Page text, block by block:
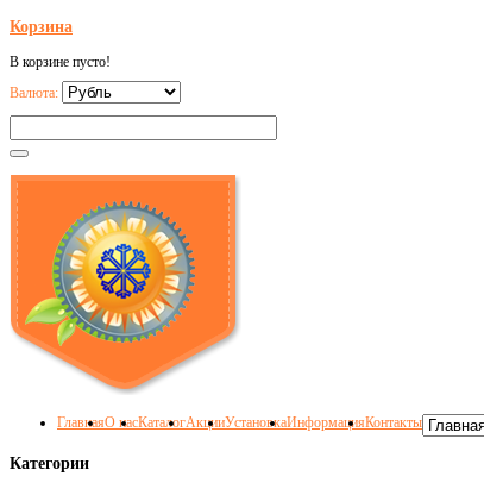
Корзина
В корзине пусто!
Валюта:
ГлавнаяО насКаталогАкцииУстановкаИнформацияКонтакты
Категории